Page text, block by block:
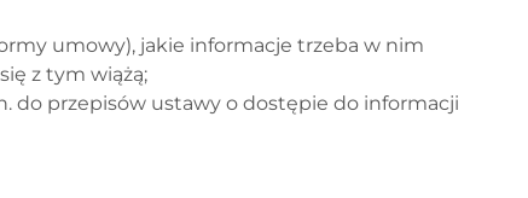
umowy), jakie informacje trzeba w nim
z tym wiążą;
do przepisów ustawy o dostępie do informacji